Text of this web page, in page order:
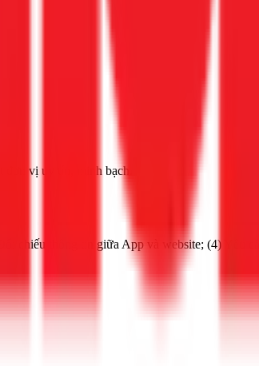
vị uy tín, minh bạch.
thông tin giữa App và website; (4) Yêu